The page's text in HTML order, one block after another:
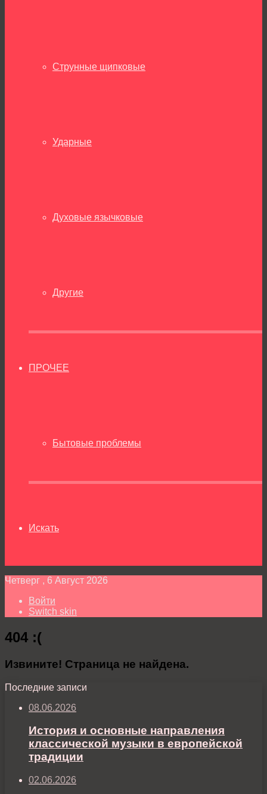
Струнные щипковые
Ударные
Духовые язычковые
Другие
ПРОЧЕЕ
Бытовые проблемы
Искать
Четверг , 6 Август 2026
Войти
Switch skin
404 :(
Извините! Страница не найдена.
Последние записи
08.06.2026
История и основные направления
классической музыки в европейской
традиции
02.06.2026